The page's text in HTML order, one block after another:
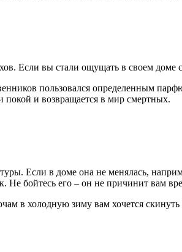
Если вы стали ощущать в своем доме
пользовался определенным
покой и возвращается в мир смертных.
Если в доме она не менялась,
Не бойтесь его – он не причинит вам
в холодную зиму вам хочется